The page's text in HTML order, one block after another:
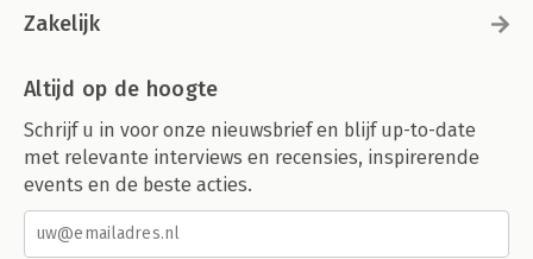
Zakelijk
Altijd op de hoogte
Schrijf u in voor onze nieuwsbrief en blijf up-to-date
met relevante interviews en recensies, inspirerende
events en de beste acties.